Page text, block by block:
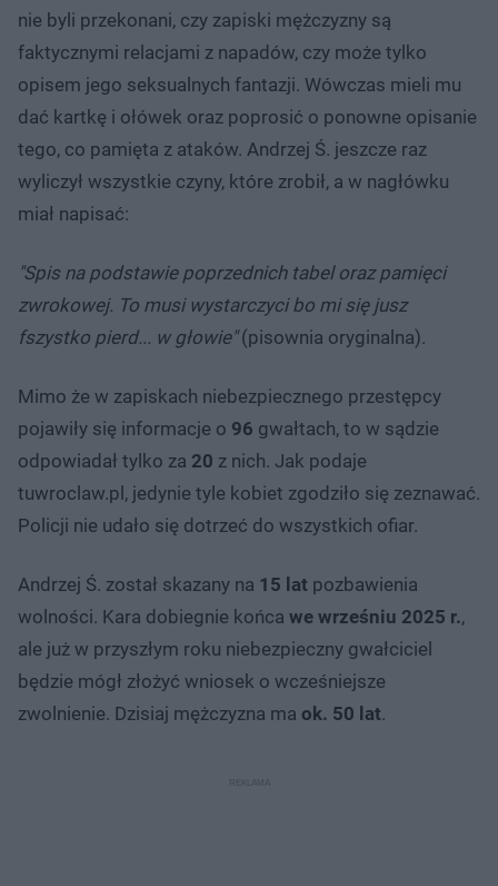
nie byli przekonani, czy zapiski mężczyzny są
faktycznymi relacjami z napadów, czy może tylko
opisem jego seksualnych fantazji. Wówczas mieli mu
dać kartkę i ołówek oraz poprosić o ponowne opisanie
tego, co pamięta z ataków. Andrzej Ś. jeszcze raz
wyliczył wszystkie czyny, które zrobił, a w nagłówku
miał napisać:
"Spis na podstawie poprzednich tabel oraz pamięci
zwrokowej. To musi wystarczyci bo mi się jusz
fszystko pierd... w głowie"(pisownia oryginalna).
Mimo że w zapiskach niebezpiecznego przestępcy
pojawiły się informacje o 96 gwałtach, to w sądzie
odpowiadał tylko za 20 z nich. Jak podaje
tuwroclaw.pl, jedynie tyle kobiet zgodziło się zeznawać.
Policji nie udało się dotrzeć do wszystkich ofiar.
Andrzej Ś. został skazany na 15 lat pozbawienia
wolności. Kara dobiegnie końca we wrześniu 2025 r.,
ale już w przyszłym roku niebezpieczny gwałciciel
będzie mógł złożyć wniosek o wcześniejsze
zwolnienie. Dzisiaj mężczyzna ma ok. 50 lat.